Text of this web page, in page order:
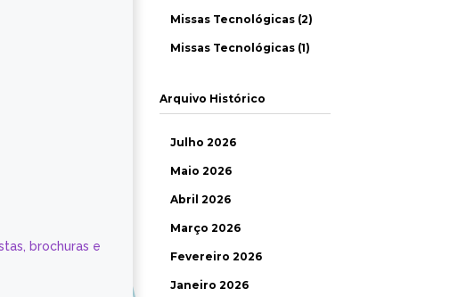
brochuras e
Missas Tecnológicas (2)
Missas Tecnológicas (1)
Arquivo Histórico
Julho 2026
Maio 2026
Abril 2026
Março 2026
Fevereiro 2026
Janeiro 2026